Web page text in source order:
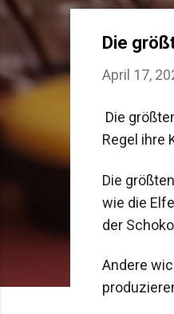
Die
April 17,
Die
Regel ihre
Die
wie die
der
Andere